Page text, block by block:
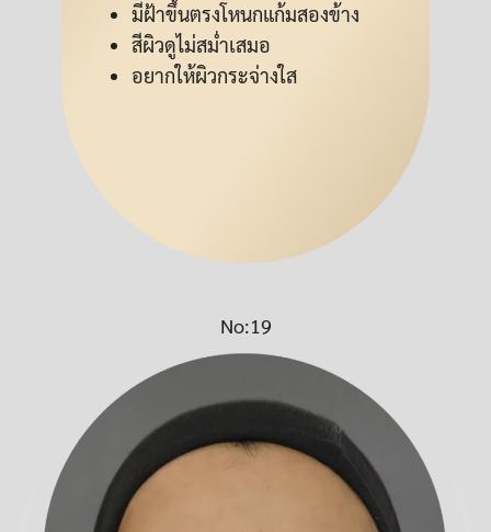
มีฝ้าขึ้นตรงโหนกแก้มสองข้าง
สีผิวดูไม่สม่ำเสมอ
อยากให้ผิวกระจ่างใส
No:19